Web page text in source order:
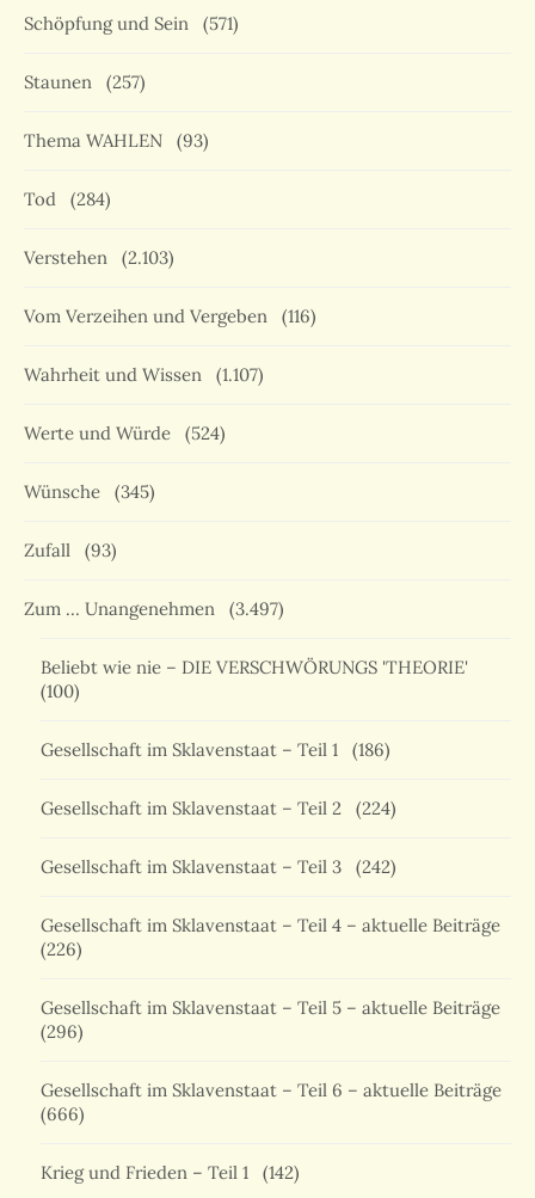
Schöpfung und Sein (571)
Staunen (257)
Thema WAHLEN (93)
Tod (284)
Verstehen (2.103)
Vom Verzeihen und Vergeben (116)
Wahrheit und Wissen (1.107)
Werte und Würde (524)
Wünsche (345)
Zufall (93)
Zum … Unangenehmen (3.497)
Beliebt wie nie – DIE VERSCHWÖRUNGS 'THEORIE'
(100)
Gesellschaft im Sklavenstaat – Teil 1 (186)
Gesellschaft im Sklavenstaat – Teil 2 (224)
Gesellschaft im Sklavenstaat – Teil 3 (242)
Gesellschaft im Sklavenstaat – Teil 4 – aktuelle Beiträge
(226)
Gesellschaft im Sklavenstaat – Teil 5 – aktuelle Beiträge
(296)
Gesellschaft im Sklavenstaat – Teil 6 – aktuelle Beiträge
(666)
Krieg und Frieden – Teil 1 (142)